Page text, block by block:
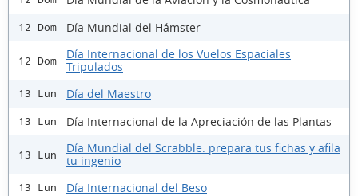
12 Dom Día Mundial del Hámster
12 Dom
Día Internacional de los Vuelos Espaciales
Tripulados
13 Lun Día del Maestro
13 Lun Día Internacional de la Apreciación de las Plantas
13 Lun
Día Mundial del Scrabble: prepara tus fichas y afila
tu ingenio
13 Lun Día Internacional del Beso